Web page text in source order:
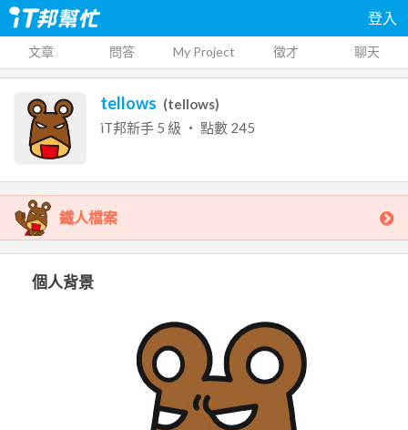
登入
文章 問答 My Project 徵才 聊天
tellows (tellows)
iT邦新手 5 級 ‧ 點數 245
鐵人檔案
個人背景